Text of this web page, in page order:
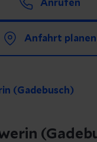
Anrufen
Anfahrt planen
(Gadebusch)